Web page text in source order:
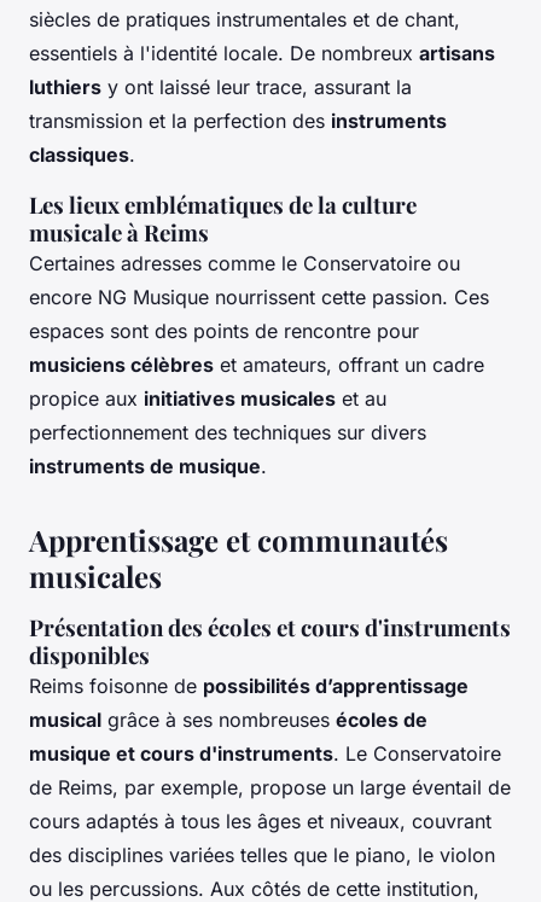
siècles de pratiques instrumentales et de chant,
essentiels à l'identité locale. De nombreux artisans
luthiers y ont laissé leur trace, assurant la
transmission et la perfection des instruments
classiques.
Les lieux emblématiques de la culture
musicale à Reims
Certaines adresses comme le Conservatoire ou
encore NG Musique nourrissent cette passion. Ces
espaces sont des points de rencontre pour
musiciens célèbres et amateurs, offrant un cadre
propice aux initiatives musicales et au
perfectionnement des techniques sur divers
instruments de musique.
Apprentissage et communautés
musicales
Présentation des écoles et cours d'instruments
disponibles
Reims foisonne de possibilités d’apprentissage
musical grâce à ses nombreuses écoles de
musique et cours d'instruments. Le Conservatoire
de Reims, par exemple, propose un large éventail de
cours adaptés à tous les âges et niveaux, couvrant
des disciplines variées telles que le piano, le violon
ou les percussions. Aux côtés de cette institution,